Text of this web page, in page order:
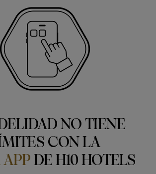
NO TIENE
CON LA
APP DE H10 HOTELS